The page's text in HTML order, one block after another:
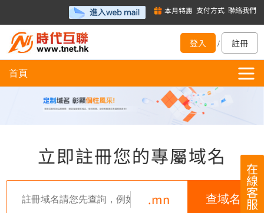
本月特惠 支付方式 聯絡我們
登入 / 註冊
在
線
客
服
首頁
立即註冊您的專屬域名
.mn